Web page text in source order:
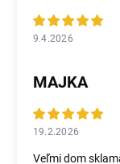
9.4.2026
MAJKA
19.2.2026
Veľmi dom